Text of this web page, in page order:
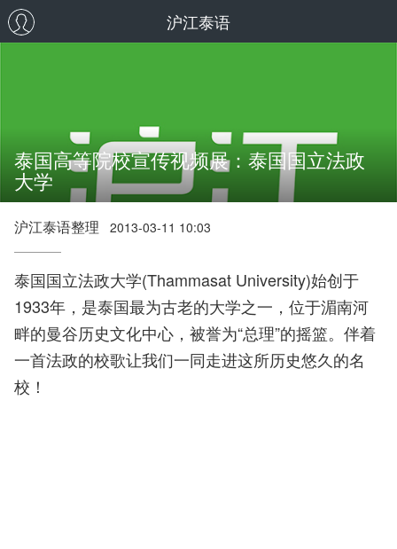
沪江泰语
泰国高等院校宣传视频展：泰国国立法政
大学
沪江泰语整理 2013-03-11 10:03
泰国国立法政大学(Thammasat University)始创于
1933年，是泰国最为古老的大学之一，位于湄南河
畔的曼谷历史文化中心，被誉为“总理”的摇篮。伴着
一首法政的校歌让我们一同走进这所历史悠久的名
校！